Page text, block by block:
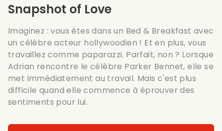
Snapshot of Love
Imaginez : vous êtes dans un Bed & Breakfast avec
un célèbre acteur hollywoodien ! Et en plus, vous
travaillez comme paparazzi. Parfait, non ? Lorsque
Adrian rencontre le célèbre Parker Bennet, elle se
met immédiatement au travail. Mais c'est plus
difficile quand elle commence à éprouver des
sentiments pour lui.